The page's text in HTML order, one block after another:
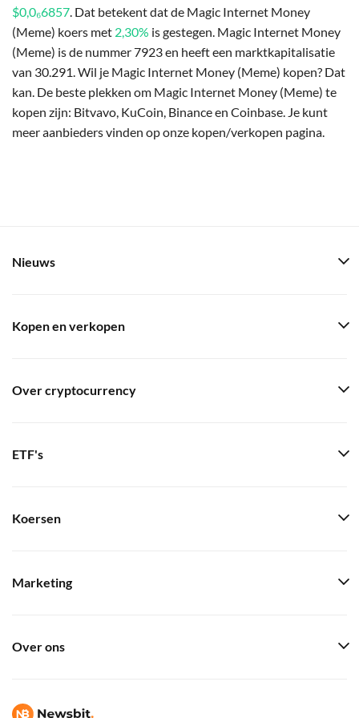
$0,0₆6857. Dat betekent dat de Magic Internet Money
(Meme) koers met 2,30% is gestegen. Magic Internet Money
(Meme) is de nummer 7923 en heeft een marktkapitalisatie
van 30.291. Wil je Magic Internet Money (Meme) kopen? Dat
kan. De beste plekken om Magic Internet Money (Meme) te
kopen zijn: Bitvavo, KuCoin, Binance en Coinbase. Je kunt
meer aanbieders vinden op onze kopen/verkopen pagina.
Nieuws
Kopen en verkopen
Over cryptocurrency
ETF's
Koersen
Marketing
Over ons